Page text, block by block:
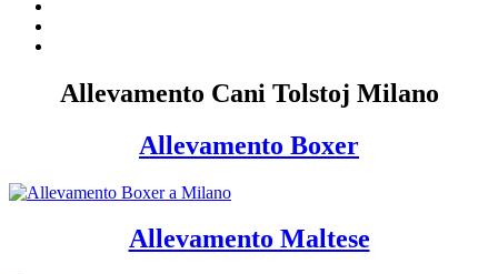
Allevamento Cani Tolstoj Milano
Allevamento Boxer
Allevamento Maltese